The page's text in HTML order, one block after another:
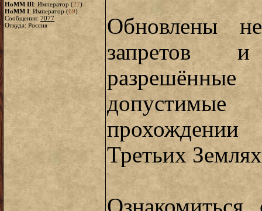
HoMM III: Император (27)
HoMM I: Император (69)
Сообщения: 7077
Откуда: Россия
Обновлены
запретов
Третьих